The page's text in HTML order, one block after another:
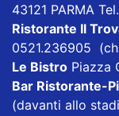
43121 PARMA
Ristorante Il
0521.236905
Le Bistro Piazza
Bar Ristorante-
(davanti allo